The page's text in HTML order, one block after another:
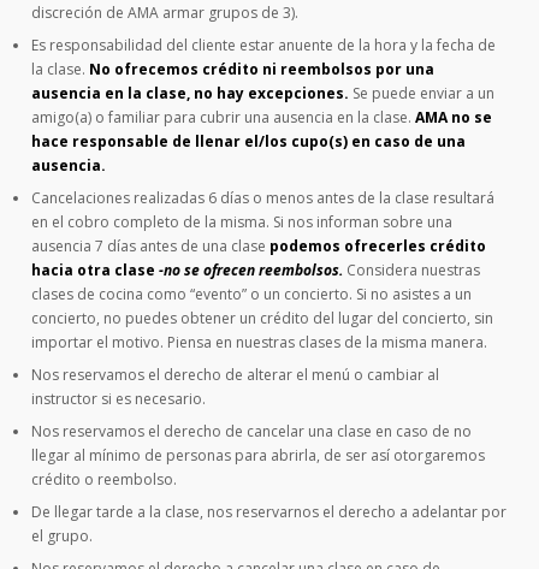
discreción de AMA armar grupos de 3).
Es responsabilidad del cliente estar anuente de la hora y la fecha de
la clase. No ofrecemos crédito ni reembolsos por una
ausencia en la clase, no hay excepciones. Se puede enviar a un
amigo(a) o familiar para cubrir una ausencia en la clase.AMA no se
hace responsable de llenar el/los cupo(s) en caso de una
ausencia.
Cancelaciones realizadas 6 días o menos antes de la clase resultará
en el cobro completo de la misma. Si nos informan sobre una
ausencia 7 días antes de una clase podemos ofrecerles crédito
hacia otra clase-no se ofrecen reembolsos. Considera nuestras
clases de cocina como “evento” o un concierto. Si no asistes a un
concierto, no puedes obtener un crédito del lugar del concierto, sin
importar el motivo. Piensa en nuestras clases de la misma manera.
Nos reservamos el derecho de alterar el menú o cambiar al
instructor si es necesario.
Nos reservamos el derecho de cancelar una clase en caso de no
llegar al mínimo de personas para abrirla, de ser así otorgaremos
crédito o reembolso.
De llegar tarde a la clase, nos reservarnos el derecho a adelantar por
el grupo.